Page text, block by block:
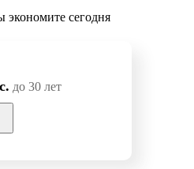
сегодня
до 30 лет